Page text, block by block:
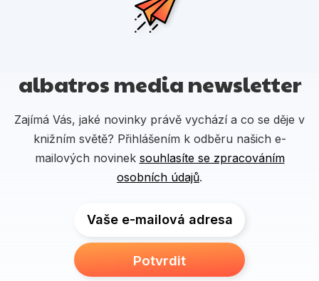
albatros media newsletter
Zajímá Vás, jaké novinky právě vychází a co se děje v
knižním světě? Přihlášením k odběru našich e-
mailových novinek souhlasíte se zpracováním
osobních údajů.
Vaše e-mailová adresa
Potvrdit